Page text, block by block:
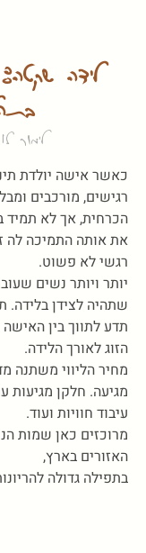
לידה
לימור
כאשר אישה יולדת
רגישים, מורכבים
הכרחית, אך לא תמיד
את אותה התמיכה לה
רגשי לא פשוט.
יותר ויותר נשים
שתהיה לצידן בלידה.
תדע לתווך בין
הזוג לאורך הלידה.
מחיר הליווי משתנה
מגיעה. חלקן מגיעות
עיבוד חוויות ועוד.
מרוכזים כאן שמות
האזורים בארץ,
בתפילה גדולה